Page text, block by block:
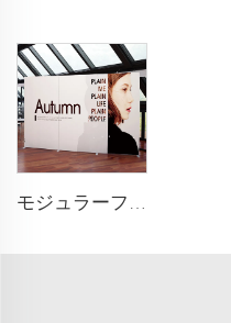
モジュラーフレキスタイル折りたたみ布製展示ブース